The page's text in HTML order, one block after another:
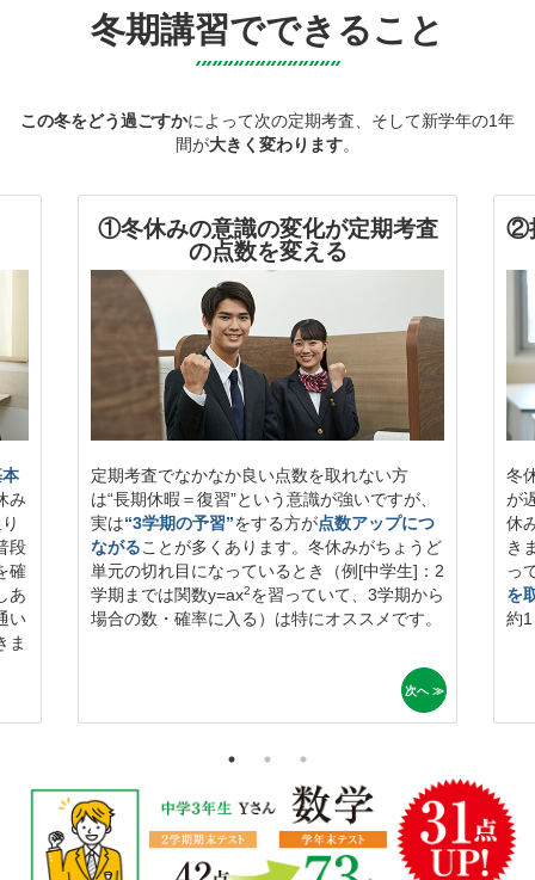
冬期講習でできること
この冬をどう過ごすかによって次の定期考査、そして新学年の1年
間が大きく変わります。
み
段
確
あ
い
ま
①冬休みの意識の変化が定期考査
の点数を変える
定期考査でなかなか良い点数を取れない方
は“長期休暇＝復習”という意識が強いですが、
実は“3学期の予習”をする方が点数アップにつ
ながる ことが多くあります。冬休みがちょうど
単元の切れ目になっているとき（例[中学生]：2
学期までは関数y=ax2を習っていて、3学期から
場合の数・確率に入る）は特にオススメです。
次へ ≫
②
冬
が
休
き
っ
を
約